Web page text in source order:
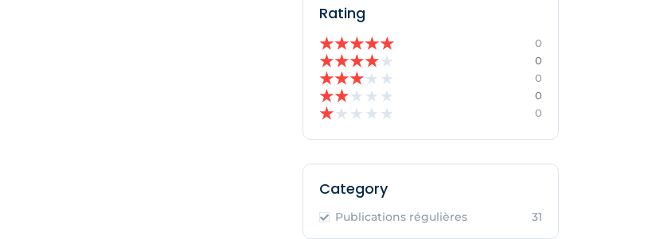
Rating
★★★★★ 0
★★★★★ 0
★★★★ ★ 0
★★★ ★ ★ 0
★★ ★ ★ ★ 0
Category
Publications régulières 31